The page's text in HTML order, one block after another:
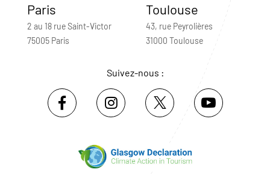
Paris
2 au 18 rue Saint-Victor
75005 Paris
Toulouse
43, rue Peyrolières
31000 Toulouse
Suivez-nous :